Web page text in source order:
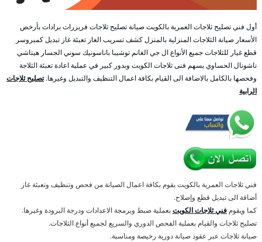
أول فني تصليح ثلاجات العمرية بالكويت صيانة تصليح ثلاجات فريزرات برادات بأرخص
الأسعار صيانة الثلاجات المنزلية بالمنزل كشف تسريب الغاز تعبئة غاز تبديل كمبروسر
قطع غيار للثلاجات جميع الأنواع ال جي الغانم توشيبا باناسونيك سوني الجسار هيتاشي
ناشونال الحساوي يسهم فنى ثلاجات الكويت وبدور كبير في عملية اعادة تعبئة الثلاجة
وفحصها بالكامل بالاضافة الى القيام بكافة اعمال التنظيف والتبديل وغيرها.تصليح ثلاجات
الرابية
فني ثلاجات العمرية بالكويت يقوم بكافة اعمال الصيانة من فحص وتنظيف وتعبئة غاز
أضافة الى تبديل قطع وإصلاح.
كما ويقوم فني ثلاجات الكويتبعملية ضبط وبرمجة الاعدادات ودرجة البرودة وغيرها.
تصليح ثلاجات والقيام بعملية الفحص الدوري والسريع لجميع أنواع الثلاجات.
صيانة ثلاجات عبر عقود صيانة دورية رخيصة ومناسبة.